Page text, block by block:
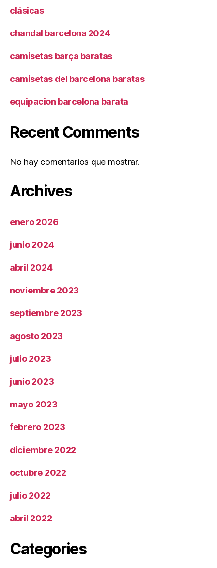
clásicas
chandal barcelona 2024
camisetas barça baratas
camisetas del barcelona baratas
equipacion barcelona barata
Recent Comments
No hay comentarios que mostrar.
Archives
enero 2026
junio 2024
abril 2024
noviembre 2023
septiembre 2023
agosto 2023
julio 2023
junio 2023
mayo 2023
febrero 2023
diciembre 2022
octubre 2022
julio 2022
abril 2022
Categories